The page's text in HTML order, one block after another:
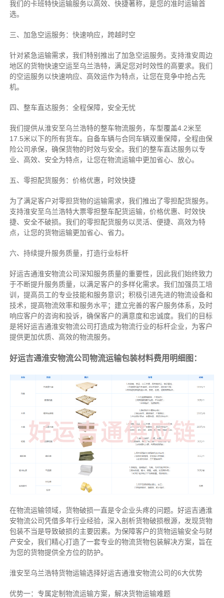
我们的卡班特快运输服务以高效、快捷著称，是您的准时运输首
选。
三、加急空运服务：快速响应，跨越时空
针对紧急运输需求，我们特别推出了加急空运服务。支持淮安周边
地区的货物快速空运至乌兰浩特，满足您对时效性的高要求。我们
的空运服务以快速响应、高效运作为特点，让您在竞争中抢占先
机。
四、整车直达服务：全程保障，安全无忧
我们提供从淮安至乌兰浩特的整车物流服务，车型覆盖4.2米至
17.5米以下的所有货车。自备车辆与合同车辆双重保障，全程由保
险公司承保，确保货物的时效与安全。我们的整车直达服务以专
业、高效、安全为特点，让您在物流运输中更加省心、放心。
五、零担配货服务：价格优惠，时效快捷
为了满足客户对零担货物的运输需求，我们推出了零担配货服务。
支持淮安至乌兰浩特大票零担整车配货运输，价格优惠、时效快
捷、安全不破损。我们的零担配货服务以灵活、便捷、高效为特
点，让您的货物运输更加省心、省力。
六、持续提升服务质量，打造行业标杆
好运吉通淮安物流公司深知服务质量的重要性，因此我们始终致力
于不断提升服务质量，以满足客户的多样化需求。我们加强员工培
训，提高员工的专业技能和服务意识；积极引进先进的物流设备和
技术，提高物流效率和服务水平；建立完善的客户服务体系，及时
响应客户的咨询和投诉，确保客户的满意度和忠诚度。我们的目标
是将好运吉通淮安物流公司打造成为物流行业的标杆企业，为客户
提供更加优质、高效的物流服务。
好运吉通淮安物流公司物流运输包装材料费用明细图：
在物流运输领域，货物破损一直是令企业头疼的问题。好运吉通淮
安物流公司凭借多年行业经验，深入剖析货物破损根源，发现货物
包装不当是导致破损的主要因素。为保障客户的货物运输安全与财
产安全，我们精心打造了一套专业的物流货物包装解决方案，旨在
为您的货物提供全方位的防护。
淮安至乌兰浩特货物运输选择好运吉通淮安物流公司的6大优势
优势一：专属定制物流运输方案，解决货物运输难题